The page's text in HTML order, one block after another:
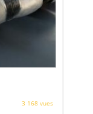
3 168 vues